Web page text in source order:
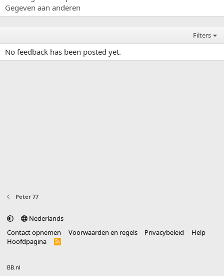
Gegeven aan anderen
Filters
No feedback has been posted yet.
Peter 77
Nederlands
Contact opnemen
Voorwaarden en regels Privacybeleid
Help
Hoofdpagina
R
BB.nl